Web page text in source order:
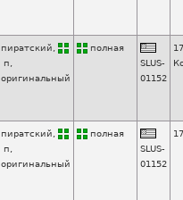
пиратский,
п
оригинальный
полная
SL US-
01152
пиратский,
п
оригинальный
полная
SLUS-
01152